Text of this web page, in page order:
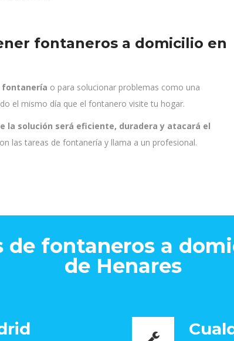
fontaneros a domicilio en
fontanería o para solucionar problemas como una
el mismo día que el fontanero visite tu hogar.
la solución será eficiente, duradera y atacará el
las tareas de fontanería y llama a un profesional.
de fontaneros a
de Henares